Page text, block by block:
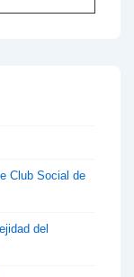
Club Social de
del